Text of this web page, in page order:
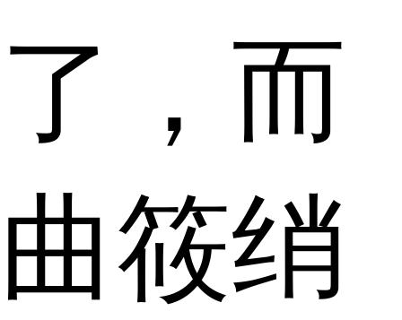
了，而
曲筱绡